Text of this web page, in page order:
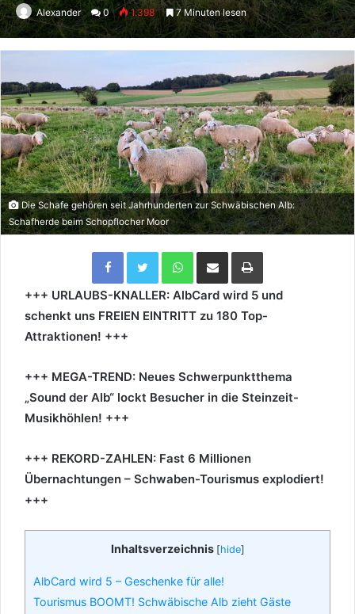
Alexander 0 1.398 7 Minuten lesen
Die Schafe gehören seit Jahrhunderten zur Schwäbischen Alb:
Schafherde beim Schopflocher Moor
Facebook Twitter WhatsApp Per Email teilen
+++ URLAUBS-KNALLER: AlbCard wird 5 und
schenkt uns FREIEN EINTRITT zu 180 Top-
Attraktionen! +++
+++ MEGA-TREND: Neues Schwerpunktthema
„Sound der Alb“ lockt Besucher in die Steinzeit-
Musikhöhlen! +++
+++ REKORD-ZAHLEN: Fast 6 Millionen
Übernachtungen – Schwaben-Tourismus explodiert!
+++
Inhaltsverzeichnis [hide]
AlbCard wird 5 – Geschenke für alle!
Tourismus BOOMT! Schwäbische Alb zieht Gäste